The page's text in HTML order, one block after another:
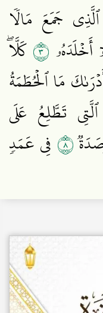
ٱلَّذِي جَمَعَ مَالٗا
٣ كَلَّاۖ
مَا ٱلۡحُطَمَةُ
ٱلَّتِي تَطَّلِعُ عَلَى
٨ فِي عَمَدٖ